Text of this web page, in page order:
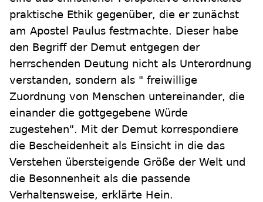
praktische Ethik gegenüber, die er zunächst
am Apostel Paulus festmachte. Dieser habe
den Begriff der Demut entgegen der
herrschenden Deutung nicht als Unterordnung
verstanden, sondern als " freiwillige
Zuordnung von Menschen untereinander, die
einander die gottgegebene Würde
zugestehen". Mit der Demut korrespondiere
die Bescheidenheit als Einsicht in die das
Verstehen übersteigende Größe der Welt und
die Besonnenheit als die passende
Verhaltensweise, erklärte Hein.